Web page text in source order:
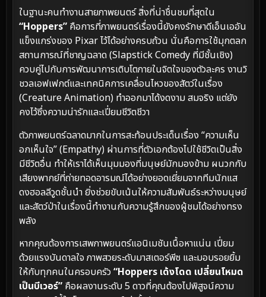
ในฐานะคนทำงานสายภาพยนตร์ สิ่งที่น่าชื่นชมที่สุดใน
“Hoppers” คือการที่ภาพยนตร์เรื่องนี้ยังคงรักษาดีเอ็นเออัน
แข็งแกร่งของ Pixar ไว้ได้อย่างครบถ้วน นั่นคือการใช้มุกตลก
สถานการณ์ที่ชาญฉลาด (Slapstick Comedy ที่มีชั้นเชิง)
ควบคู่ไปกับการพัฒนาการเติบโตภายในจิตใจของตัวละคร งานวิ
ชวลเอฟเฟกต์และเทคนิคการเคลื่อนไหวของสัตว์ในเรื่อง
(Creature Animation) ทำออกมาได้งดงาม สมจริง แต่ยัง
คงไว้ซึ่งความน่ารักและเปี่ยมชีวิตชีวา
ตัวภาพยนตร์ฉลาดมากในการสะท้อนประเด็นเรื่อง “ความเห็น
อกเห็นใจ” (Empathy) ผ่านการที่ตัวเอกต้องไปใช้ชีวิตเป็นสิ่ง
มีชีวิตอื่น ทำให้เราได้เห็นมุมมองที่มนุษย์มักมองข้าม ผนวกกับ
เสียงพากย์ที่ถ่ายทอดอารมณ์ได้อย่างยอดเยี่ยมจากทีมนักแส
ดงฮอลลีวูดชั้นนำ ยิ่งช่วยขับเน้นให้ความสัมพันธ์ระหว่างมนุษย์
และสัตว์ป่าในเรื่องนี้ทำงานกับความรู้สึกของผู้ชมได้อย่างทรง
พลัง
หากคุณต้องการเสพภาพยนตร์แอนิเมชันเนื้อหาแน่น เปี่ยม
ด้วยแรงบันดาลใจ ภาพสวยระดับมาสเตอร์พีซ และมอบรอยยิ้ม
ให้กับทุกคนในครอบครัว “Hoppers เด้งโดด เปลี่ยนโหมด
เป็นบีเวอร์” คือผลงานระดับ 5 ดาวที่คุณต้องไปพิสูจน์ความ